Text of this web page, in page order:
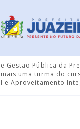
Gestão Pública da
uma turma do
e Aproveitamento